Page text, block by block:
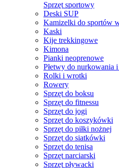
Sprzęt sportowy
Deski SUP
Kamizelki do sportów
Kaski
Kije trekkingowe
Kimona
Pianki neoprenowe
Płetwy do nurkowania
Rolki i wrotki
Rowery
Sprzęt do boksu
Sprzęt do fitnessu
Sprzęt do jogi
Sprzęt do koszykówki
Sprzęt do piłki nożnej
Sprzęt do siatkówki
Sprzęt do tenisa
Sprzęt narciarski
Sprzęt pływacki